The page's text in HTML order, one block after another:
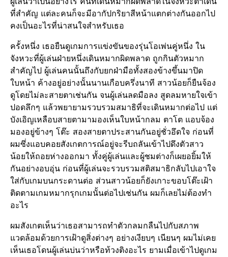
ที่สำคัญ แต่ละคนก็จะมีอากัปกริยาสีหน้าแตกต่างกันออกไป
คงเป็นอะไรที่น่าสนใจสำหรับเธอ
ครั้งหนึ่ง เธอยืนดูเกมการแข่งขันของรุ่นโอเพ่นคู่หนึ่ง ใน
จังหวะที่ผู้เล่นฝ่ายหนึ่งเดินหมากผิดพลาด ถูกกินตัวหมาก
สำคัญไป ผู้เล่นคนนั้นถึงกับยกฝ่ามือทั้งสองข้างขึ้นมาปิด
ใบหน้า ค้างอยู่อย่างนั้นนานเกือบครึ่งนาที สาวน้อยก็ยืนจ้อง
ดูโดยไม่ละสายตาเช่นกัน จนผู้เล่นลดมือลง สูดลมหายใจเข้า
ปอดลึกๆ แล้วพยายามรวบรวมสมาธิที่จะเดินหมากต่อไป แต่
บังเอิญเหลือบสายตามามองเห็นใบหน้ากลม ตาโต แอบจ้อง
มองอยู่ข้างๆ โต๊ะ สองสายตาประสานกันอยู่ชั่วอึดใจ ก่อนที่
ผมซึ่งแอบคอยสังเกตการณ์อยู่จะรีบถลันเข้าไปดึงตัวสาว
น้อยให้ถอยห่างออกมา ทั้งคู่ผู้เล่นและผู้ชมต่างก็เผยอยิ้มให้
กันอย่างอบอุ่น ก่อนที่ผู้เล่นจะรวบรวมสติสมาธิกลับไปเอาใจ
ใส่กับเกมบนกระดานต่อ ส่วนสาวน้อยก็ยังเกาะขอบโต๊ะเฝ้า
ติดตามเกมหมากรุกเกมนั้นต่อไปเช่นกัน ผมก็เลยไม่ต้องทำ
อะไร
ผมสังเกตเห็นว่าเธอสามารถทำตัวกลมกลืนไปกับสภาพ
แวดล้อมด้วยการเฝ้าดูสิ่งต่างๆ อย่างเงียบๆ เนียนๆ ผมไม่เคย
เห็นเธอโดนผู้เล่นบ่นว่าหรือท้วงติงอะไร ยามเมื่อเข้าไปดูเกม